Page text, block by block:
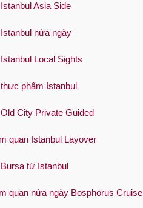
Asia Side
nửa ngày
Local Sights
phẩm Istanbul
City Private Guided
quan Istanbul Layover
từ Istanbul
quan nửa ngày Bosphorus Cruise